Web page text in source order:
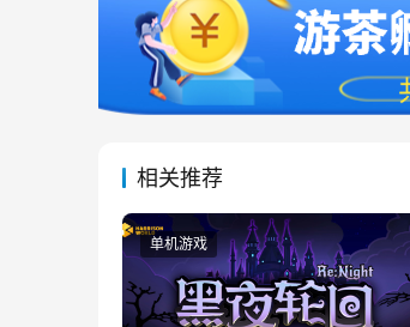
相关推荐
单机游戏